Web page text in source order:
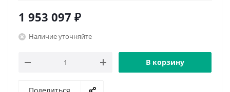
1 953 097 ₽
Наличие уточняйте
В корзину